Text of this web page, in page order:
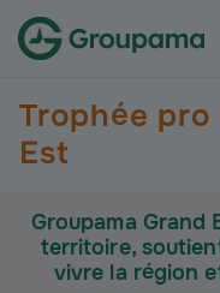
Trophée pro
Est
Groupama Grand
territoire,
vivre la région